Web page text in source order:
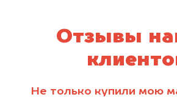
Отзывы
Не только купили мою